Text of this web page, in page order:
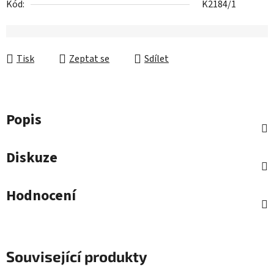
Kód:
K2184/1
Tisk Zeptat se Sdílet
Popis
Diskuze
Hodnocení
Související produkty